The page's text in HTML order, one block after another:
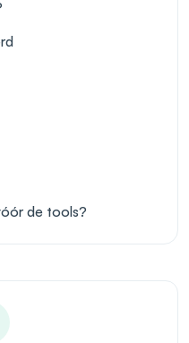
de tools?